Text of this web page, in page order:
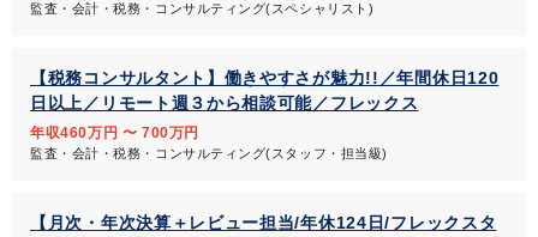
監査・会計・税務・コンサルティング(スペシャリスト)
【税務コンサルタント】働きやすさが魅力!!／年間休日120
日以上／リモート週３から相談可能／フレックス
年収460万円 〜 700万円
監査・会計・税務・コンサルティング(スタッフ・担当級)
【月次・年次決算＋レビュー担当/年休124日/フレックスタ